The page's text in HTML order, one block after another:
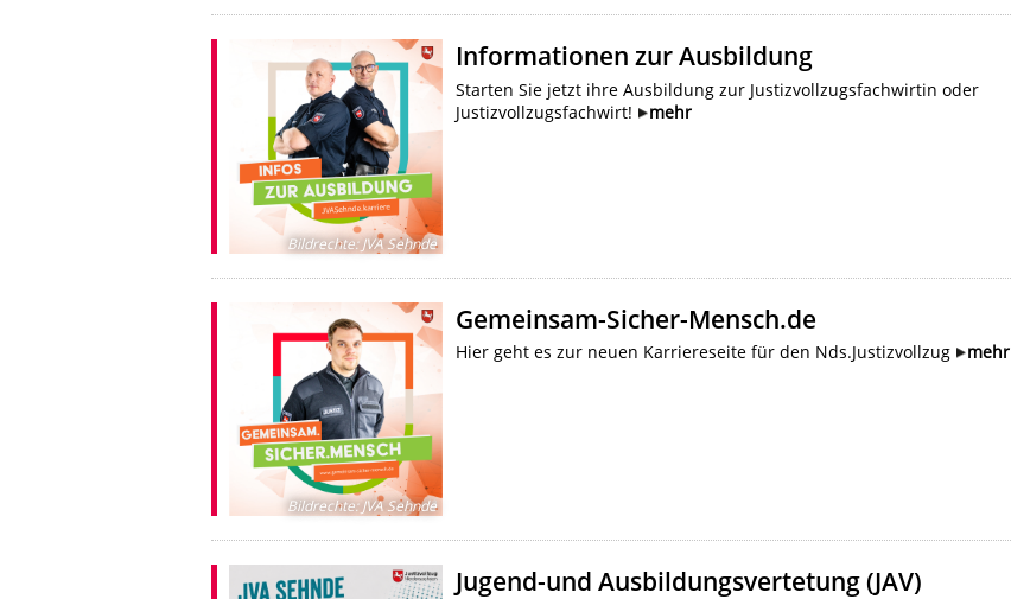
Bildrechte:JVA Sehnde
Informationen zur Ausbildung
Starten Sie jetzt ihre Ausbildung zur Justizvollzugsfachwirtin oder
Justizvollzugsfachwirt!
mehr
Bildrechte:JVA Sehnde
Gemeinsam-Sicher-Mensch.de
Hier geht es zur neuen Karriereseite für den Nds.Justizvollzug mehr
Jugend-und Ausbildungsvertetung (JAV)